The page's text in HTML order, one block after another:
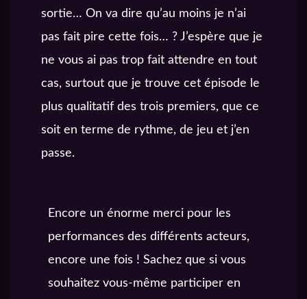
sortie… On va dire qu’au moins je n’ai
pas fait pire cette fois… ? J’espère que je
ne vous ai pas trop fait attendre en tout
cas, surtout que je trouve cet épisode le
plus qualitatif des trois premiers, que ce
soit en terme de rythme, de jeu et j’en
passe.
Encore un énorme merci pour les
performances des différents acteurs,
encore une fois ! Sachez que si vous
souhaitez vous-même participer en